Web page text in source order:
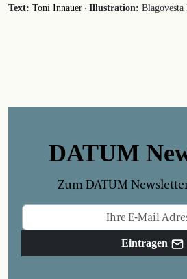
Text: Toni Innauer · Illustration:
DATUM
Zum DATUM
Eintragen